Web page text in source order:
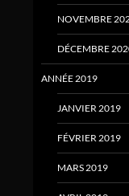
NOVEMBRE
DÉCEMBRE
ANNÉE 2019
JANVIER 2019
FÉVRIER 2019
MARS 2019